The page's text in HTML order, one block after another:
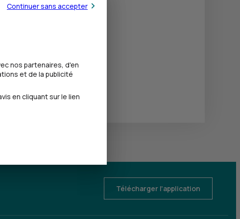
Télécharger l'application
Continuer sans accepter
nos partenaires, d'en
et de la publicité
en cliquant sur le lien